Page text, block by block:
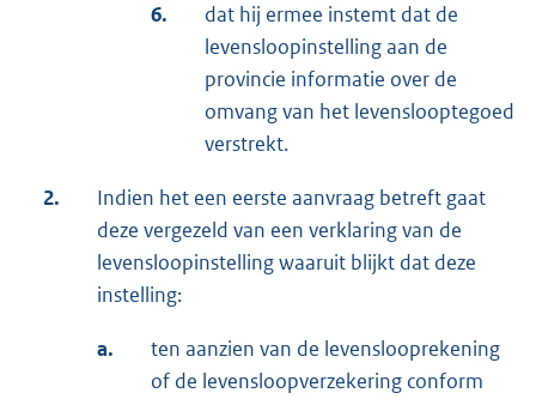
6.
dat hij ermee instemt dat de
levensloopinstelling aan de
provincie informatie over de
omvang van het levenslooptegoed
verstrekt.
2.
Indien het een eerste aanvraag betreft gaat
deze vergezeld van een verklaring van de
levensloopinstelling waaruit blijkt dat deze
instelling:
a.
ten aanzien van de levenslooprekening
of de levensloopverzekering conform